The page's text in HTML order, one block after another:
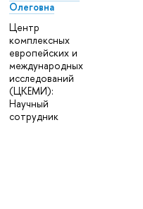
Олеговна
Центр
комплексных
европейских и
международных
исследований
(ЦКЕМИ):
Научный
сотрудник